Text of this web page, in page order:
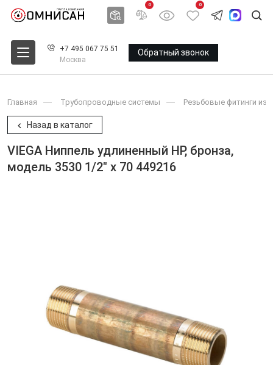
0 0
+7 495 067 75 51
Москва
Обратный звонок
Главная Трубопроводные системы Резьбовые фитинги из
Назад в каталог
VIEGA Ниппель удлиненный НР, бронза,
модель 3530 1/2" x 70 449216